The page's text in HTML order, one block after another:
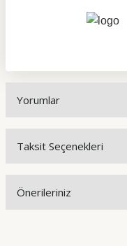
Yorumlar
Taksit Seçenekleri
Önerileriniz